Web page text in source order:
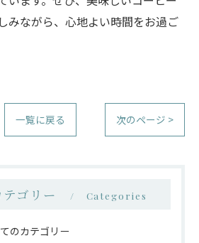
みながら、心地よい時間をお過ご
一覧に戻る 次のページ >
テゴリー Categories
のカテゴリー